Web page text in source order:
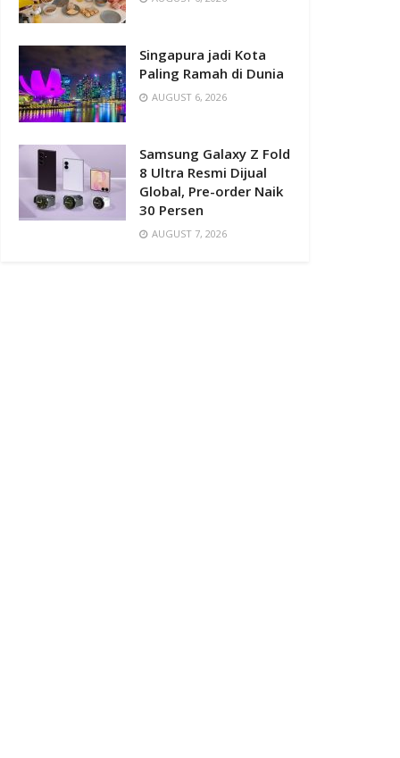
Singapura jadi Kota
Paling Ramah di Dunia
AUGUST 6, 2026
Samsung Galaxy Z Fold
8 Ultra Resmi Dijual
Global, Pre-order Naik
30 Persen
AUGUST 7, 2026